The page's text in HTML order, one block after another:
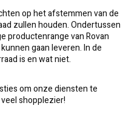
op het afstemmen van de
zullen houden. Ondertussen
productenrange van Rovan
gaan leveren. In de
is en wat niet.
om onze diensten te
shopplezier!